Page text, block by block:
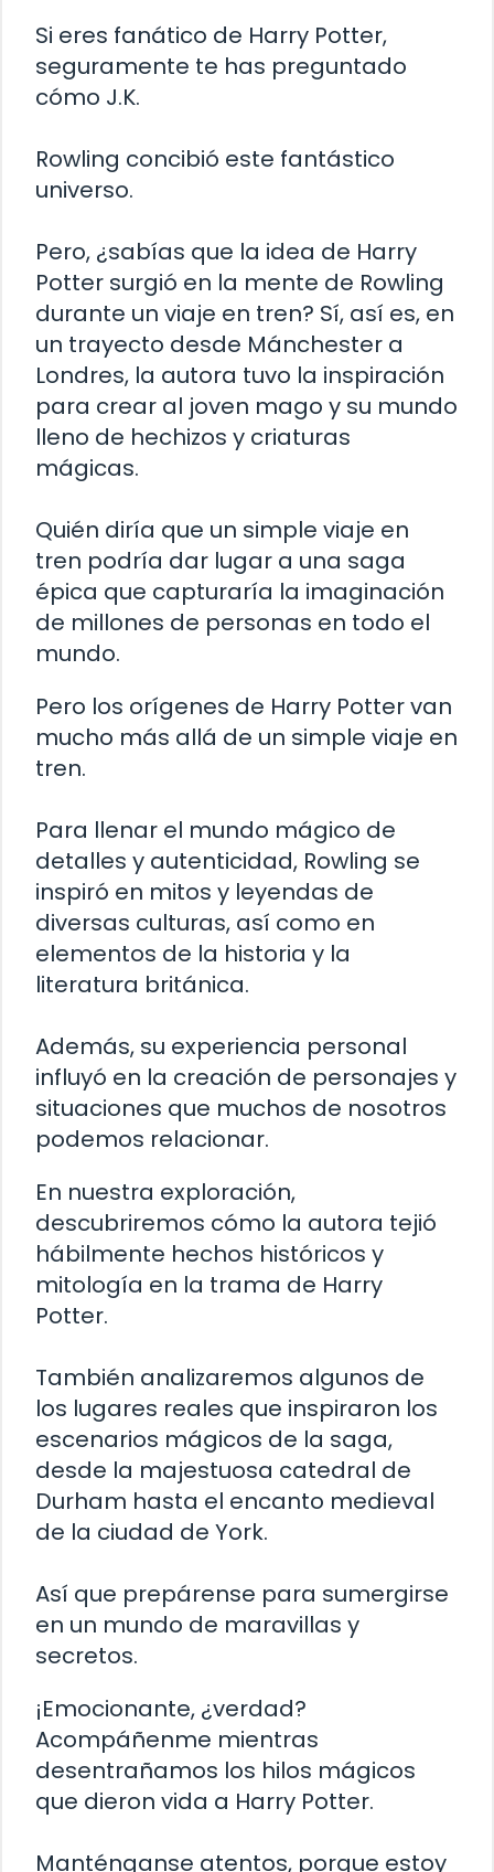
Si eres fanático de Harry Potter,
seguramente te has preguntado
cómo J.K.
Rowling concibió este fantástico
universo.
Pero, ¿sabías que la idea de Harry
Potter surgió en la mente de Rowling
durante un viaje en tren? Sí, así es, en
un trayecto desde Mánchester a
Londres, la autora tuvo la inspiración
para crear al joven mago y su mundo
lleno de hechizos y criaturas
mágicas.
Quién diría que un simple viaje en
tren podría dar lugar a una saga
épica que capturaría la imaginación
de millones de personas en todo el
mundo.
Pero los orígenes de Harry Potter van
mucho más allá de un simple viaje en
tren.
Para llenar el mundo mágico de
detalles y autenticidad, Rowling se
inspiró en mitos y leyendas de
diversas culturas, así como en
elementos de la historia y la
literatura británica.
Además, su experiencia personal
influyó en la creación de personajes y
situaciones que muchos de nosotros
podemos relacionar.
En nuestra exploración,
descubriremos cómo la autora tejió
hábilmente hechos históricos y
mitología en la trama de Harry
Potter.
También analizaremos algunos de
los lugares reales que inspiraron los
escenarios mágicos de la saga,
desde la majestuosa catedral de
Durham hasta el encanto medieval
de la ciudad de York.
Así que prepárense para sumergirse
en un mundo de maravillas y
secretos.
¡Emocionante, ¿verdad?
Acompáñenme mientras
desentrañamos los hilos mágicos
que dieron vida a Harry Potter.
Manténganse atentos, porque estoy